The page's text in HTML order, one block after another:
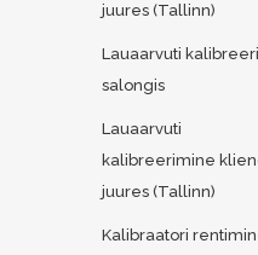
juures (Tallinn)
Lauaarvuti
salongis
Lauaarvuti
kalibreerimine
juures (Tallinn)
Kalibraatori